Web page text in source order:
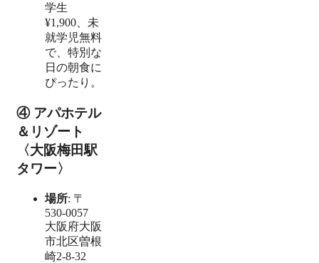
学生
¥1,900、未
就学児無料
で、特別な
日の朝食に
ぴったり。
④ アパホテル
＆リゾート
〈大阪梅田駅
タワー〉
場所: 〒
530-0057
大阪府大阪
市北区曽根
崎2-8-32